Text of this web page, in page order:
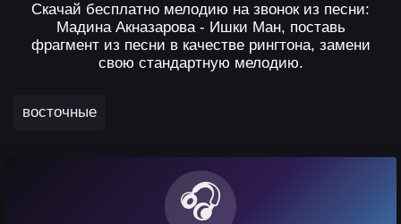
Скачай бесплатно мелодию на звонок из песни:
Мадина Акназарова - Ишки Ман, поставь
фрагмент из песни в качестве рингтона, замени
свою стандартную мелодию.
восточные
🎧